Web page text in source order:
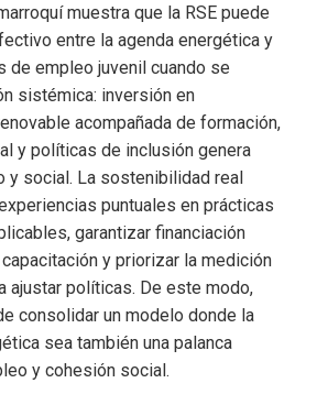
muestra que la RSE puede
entre la agenda energética y
de empleo juvenil cuando se
sistémica: inversión en
acompañada de formación,
y políticas de inclusión genera
y social. La sostenibilidad real
puntuales en prácticas
garantizar financiación
y priorizar la medición
ajustar políticas. De este modo,
consolidar un modelo donde la
sea también una palanca
y cohesión social.